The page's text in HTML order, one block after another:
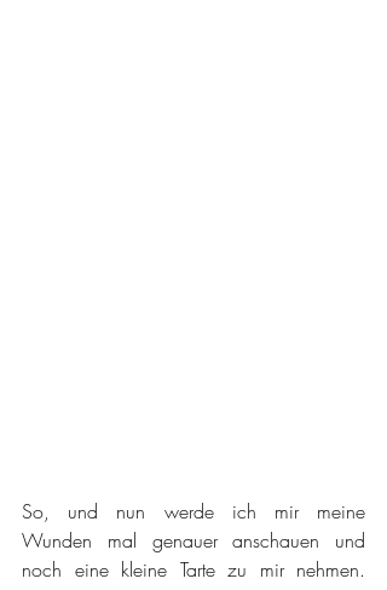
So, und nun werde ich mir meine
Wunden mal genauer anschauen und
noch eine kleine Tarte zu mir nehmen.